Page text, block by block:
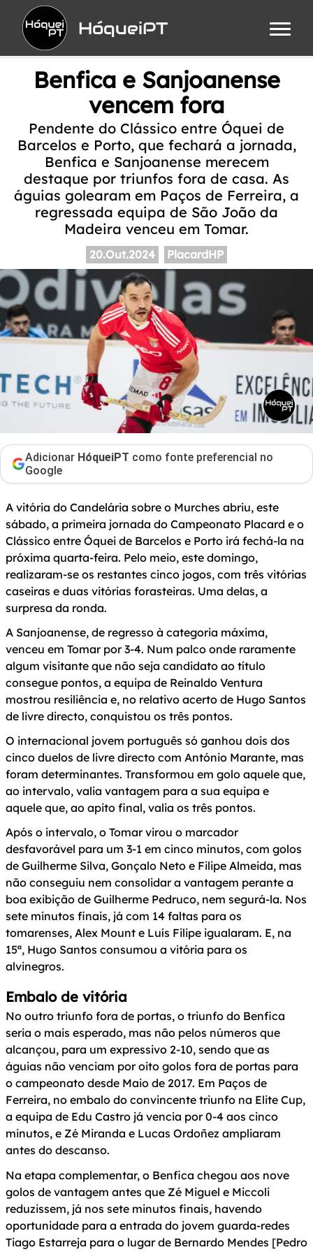
HóqueiPT
Benfica e Sanjoanense
vencem fora
Pendente do Clássico entre Óquei de
Barcelos e Porto, que fechará a jornada,
Benfica e Sanjoanense merecem
destaque por triunfos fora de casa. As
águias golearam em Paços de Ferreira, a
regressada equipa de São João da
Madeira venceu em Tomar.
20.Out.2024 PlacardHP
Adicionar HóqueiPT como fonte preferencial no
Google
A vitória do Candelária sobre o Murches abriu, este
sábado, a primeira jornada do Campeonato Placard e o
Clássico entre Óquei de Barcelos e Porto irá fechá-la na
próxima quarta-feira. Pelo meio, este domingo,
realizaram-se os restantes cinco jogos, com três vitórias
caseiras e duas vitórias forasteiras. Uma delas, a
surpresa da ronda.
A Sanjoanense, de regresso à categoria máxima,
venceu em Tomar por 3-4. Num palco onde raramente
algum visitante que não seja candidato ao título
consegue pontos, a equipa de Reinaldo Ventura
mostrou resiliência e, no relativo acerto de Hugo Santos
de livre directo, conquistou os três pontos.
O internacional jovem português só ganhou dois dos
cinco duelos de livre directo com António Marante, mas
foram determinantes. Transformou em golo aquele que,
ao intervalo, valia vantagem para a sua equipa e
aquele que, ao apito final, valia os três pontos.
Após o intervalo, o Tomar virou o marcador
desfavorável para um 3-1 em cinco minutos, com golos
de Guilherme Silva, Gonçalo Neto e Filipe Almeida, mas
não conseguiu nem consolidar a vantagem perante a
boa exibição de Guilherme Pedruco, nem segurá-la. Nos
sete minutos finais, já com 14 faltas para os
tomarenses, Alex Mount e Luís Filipe igualaram. E, na
15ª, Hugo Santos consumou a vitória para os
alvinegros.
Embalo de vitória
No outro triunfo fora de portas, o triunfo do Benfica
seria o mais esperado, mas não pelos números que
alcançou, para um expressivo 2-10, sendo que as
águias não venciam por oito golos fora de portas para
o campeonato desde Maio de 2017. Em Paços de
Ferreira, no embalo do convincente triunfo na Elite Cup,
a equipa de Edu Castro já vencia por 0-4 aos cinco
minutos, e Zé Miranda e Lucas Ordoñez ampliaram
antes do descanso.
Na etapa complementar, o Benfica chegou aos nove
golos de vantagem antes que Zé Miguel e Miccoli
reduzissem, já nos sete minutos finais, havendo
oportunidade para a entrada do jovem guarda-redes
Tiago Estarreja para o lugar de Bernardo Mendes [Pedro